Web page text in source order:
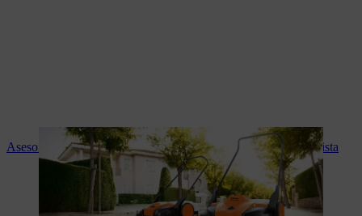
Asesoramiento experto y servicio STIHL en tu tienda especialista